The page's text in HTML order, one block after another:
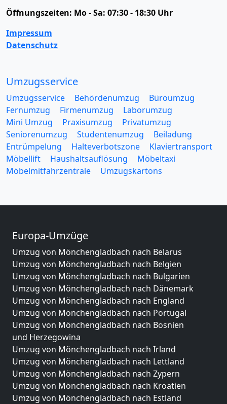
Öffnungszeiten: Mo - Sa: 07:30 - 18:30 Uhr
Impressum
Datenschutz
Umzugsservice
Umzugsservice Behördenumzug
Büroumzug
Fernumzug
Firmenumzug
Laborumzug
Mini Umzug
Praxisumzug
Privatumzug
Seniorenumzug
Studentenumzug
Beiladung
Entrümpelung
Halteverbotszone
Klaviertransport
Möbellift
Haushaltsauflösung
Möbeltaxi
Möbelmitfahrzentrale
Umzugskartons
Europa-Umzüge
Umzug von Mönchengladbach nach Belarus
Umzug von Mönchengladbach nach Belgien
Umzug von Mönchengladbach nach Bulgarien
Umzug von Mönchengladbach nach Dänemark
Umzug von Mönchengladbach nach England
Umzug von Mönchengladbach nach Portugal
Umzug von Mönchengladbach nach Bosnien
und Herzegowina
Umzug von Mönchengladbach nach Irland
Umzug von Mönchengladbach nach Lettland
Umzug von Mönchengladbach nach Zypern
Umzug von Mönchengladbach nach Kroatien
Umzug von Mönchengladbach nach Estland